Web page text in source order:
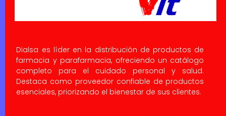
Dialsa es líder en la distribución de productos de
farmacia y parafarmacia, ofreciendo un catálogo
completo para el cuidado personal y salud.
Destaca como proveedor confiable de productos
esenciales, priorizando el bienestar de sus clientes.